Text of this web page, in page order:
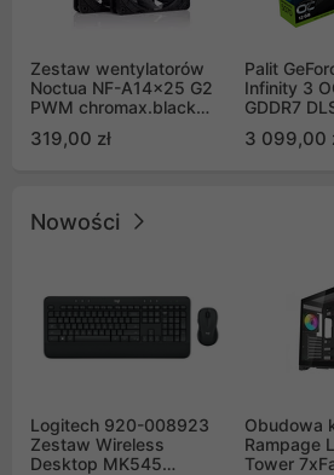
Zestaw wentylatorów
Noctua NF-A14x25 G2
PWM chromax.black
Push Pull (2szt)
319,00 zł
Palit
Infinity 3
GDDR7
GB2050S)
3 099,00
Nowości
Logitech 920-008923
Zestaw Wireless
Desktop MK545
Obudowa
Rampage
Tower